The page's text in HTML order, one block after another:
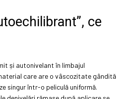
ce
și autonivelant în limbajul
care are o vâscozitate gândită
singur într-o peliculă uniformă.